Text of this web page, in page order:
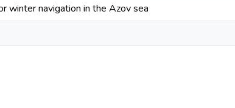
winter navigation in the Azov sea